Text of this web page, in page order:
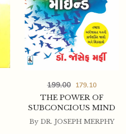
THE POWER OF
SUBCONCIOUS MIND
199.00 179.10
By DR. JOSEPH MERPHY